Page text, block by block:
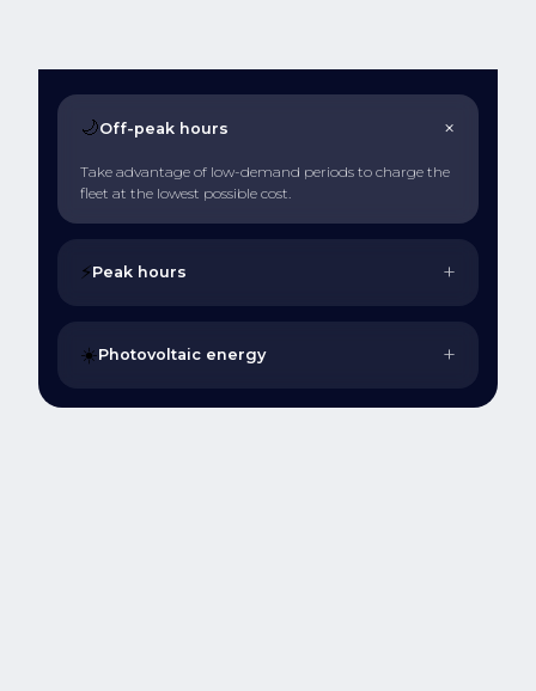
🌙Off-peak hours +
Take advantage of low-demand periods to charge the
fleet at the lowest possible cost.
⚡Peak hours +
☀️Photovoltaic energy +